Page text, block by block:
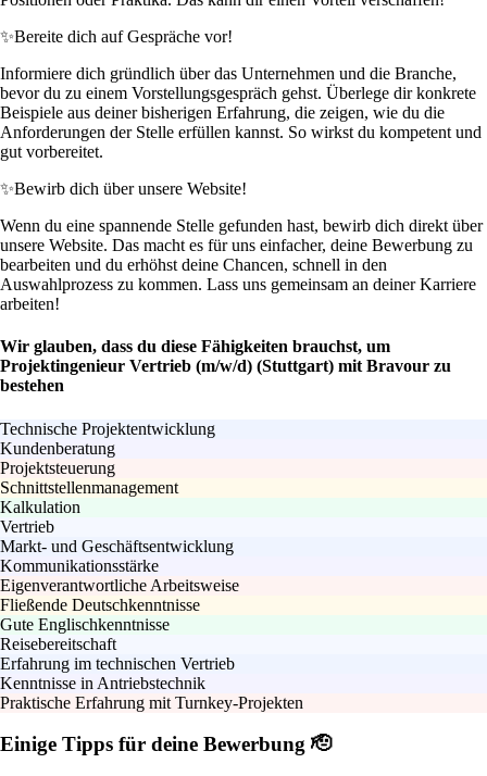
✨Bereite dich auf Gespräche vor!
Informiere dich gründlich über das Unternehmen und die Branche,
bevor du zu einem Vorstellungsgespräch gehst. Überlege dir konkrete
Beispiele aus deiner bisherigen Erfahrung, die zeigen, wie du die
Anforderungen der Stelle erfüllen kannst. So wirkst du kompetent und
gut vorbereitet.
✨Bewirb dich über unsere Website!
Wenn du eine spannende Stelle gefunden hast, bewirb dich direkt über
unsere Website. Das macht es für uns einfacher, deine Bewerbung zu
bearbeiten und du erhöhst deine Chancen, schnell in den
Auswahlprozess zu kommen. Lass uns gemeinsam an deiner Karriere
arbeiten!
Wir glauben, dass du diese Fähigkeiten brauchst, um
Projektingenieur Vertrieb (m/w/d) (Stuttgart) mit Bravour zu
bestehen
Technische Projektentwicklung
Kundenberatung
Projektsteuerung
Schnittstellenmanagement
Kalkulation
Vertrieb
Markt- und Geschäftsentwicklung
Kommunikationsstärke
Eigenverantwortliche Arbeitsweise
Fließende Deutschkenntnisse
Gute Englischkenntnisse
Reisebereitschaft
Erfahrung im technischen Vertrieb
Kenntnisse in Antriebstechnik
Praktische Erfahrung mit Turnkey-Projekten
Einige Tipps für deine Bewerbung 🫡